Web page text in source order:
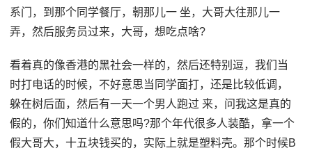
系门，到那个同学餐厅，朝那儿一 坐，大哥大往那儿一
弄，然后服务员过来，大哥，想吃点啥?
看着真的像香港的黑社会一样的，然后还特别逗，我们当
时打电话的时候，不好意思当同学面打，还是比较低调，
躲在树后面，然后有一天一个男人跑过 来，问我这是真的
假的，你们知道什么意思吗?那个年代很多人装酷，拿一个
假大哥大，十五块钱买的，实际上就是塑料壳。那个时候B